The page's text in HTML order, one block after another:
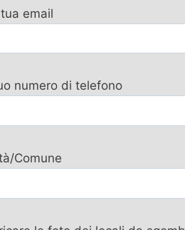
email
numero di telefono
Comune